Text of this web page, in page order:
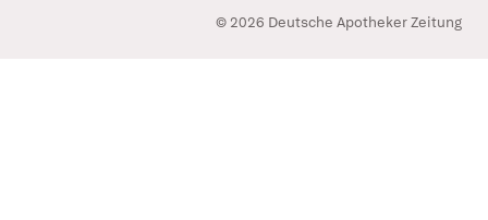
© 2026 Deutsche Apotheker Zeitung